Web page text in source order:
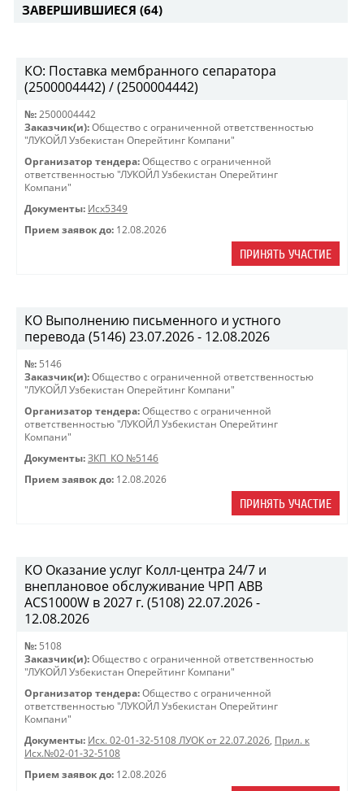
ЗАВЕРШИВШИЕСЯ (64)
КО: Поставка мембранного сепаратора
(2500004442) / (2500004442)
№: 2500004442
Заказчик(и): Общество с ограниченной ответственностью
"ЛУКОЙЛ Узбекистан Оперейтинг Компани"
Организатор тендера: Общество с ограниченной
ответственностью "ЛУКОЙЛ Узбекистан Оперейтинг
Компани"
Документы: Исх5349
Прием заявок до: 12.08.2026
ПРИНЯТЬ УЧАСТИЕ
КО Выполнению письменного и устного
перевода (5146) 23.07.2026 - 12.08.2026
№: 5146
Заказчик(и): Общество с ограниченной ответственностью
"ЛУКОЙЛ Узбекистан Оперейтинг Компани"
Организатор тендера: Общество с ограниченной
ответственностью "ЛУКОЙЛ Узбекистан Оперейтинг
Компани"
Документы: ЗКП_КО №5146
Прием заявок до: 12.08.2026
ПРИНЯТЬ УЧАСТИЕ
КО Оказание услуг Колл-центра 24/7 и
внеплановое обслуживание ЧРП АВВ
ACS1000W в 2027 г. (5108) 22.07.2026 -
12.08.2026
№: 5108
Заказчик(и): Общество с ограниченной ответственностью
"ЛУКОЙЛ Узбекистан Оперейтинг Компани"
Организатор тендера: Общество с ограниченной
ответственностью "ЛУКОЙЛ Узбекистан Оперейтинг
Компани"
Документы: Исх. 02-01-32-5108 ЛУОК от 22.07.2026, Прил. к
Исх.№02-01-32-5108
Прием заявок до: 12.08.2026